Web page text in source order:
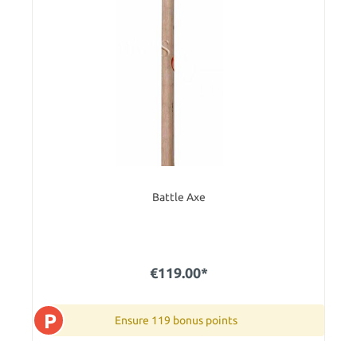
Battle Axe
€119.00*
P Ensure 119 bonus points